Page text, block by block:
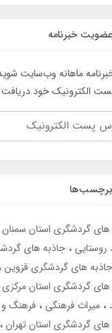
عضویت خبرنامه
ماهانه وب‌سایت
الکترونیک خود دریافت
برچسب‌ها
های گردشگری استان
روستایی جاذبه های
جاذبه های گردشگری قزوین
های گردشگری استان
میراث فرهنگی فرهنگ
های گردشگری استان تهران